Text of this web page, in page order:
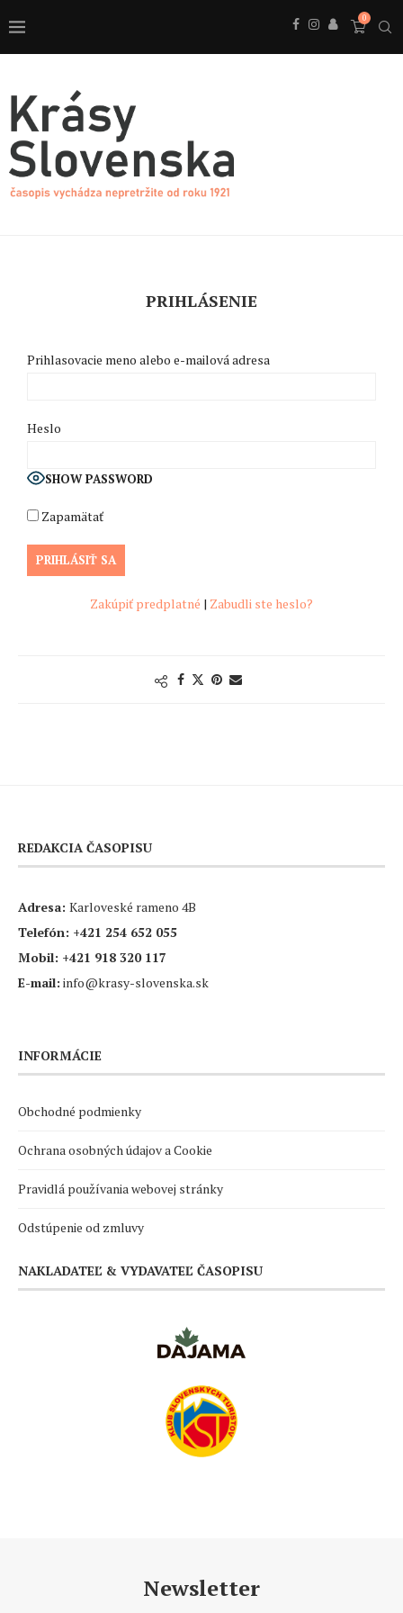
0
PRIHLÁSENIE
Prihlasovacie meno alebo e-mailová adresa
Heslo
SHOW PASSWORD
Zapamätať
Zakúpiť predplatné | Zabudli ste heslo?
REDAKCIA ČASOPISU
Adresa: Karloveské rameno 4B
Telefón: +421 254 652 055
Mobil: +421 918 320 117
E-mail: info@krasy-slovenska.sk
INFORMÁCIE
Obchodné podmienky
Ochrana osobných údajov a Cookie
Pravidlá používania webovej stránky
Odstúpenie od zmluvy
NAKLADATEĽ & VYDAVATEĽ ČASOPISU
Newsletter